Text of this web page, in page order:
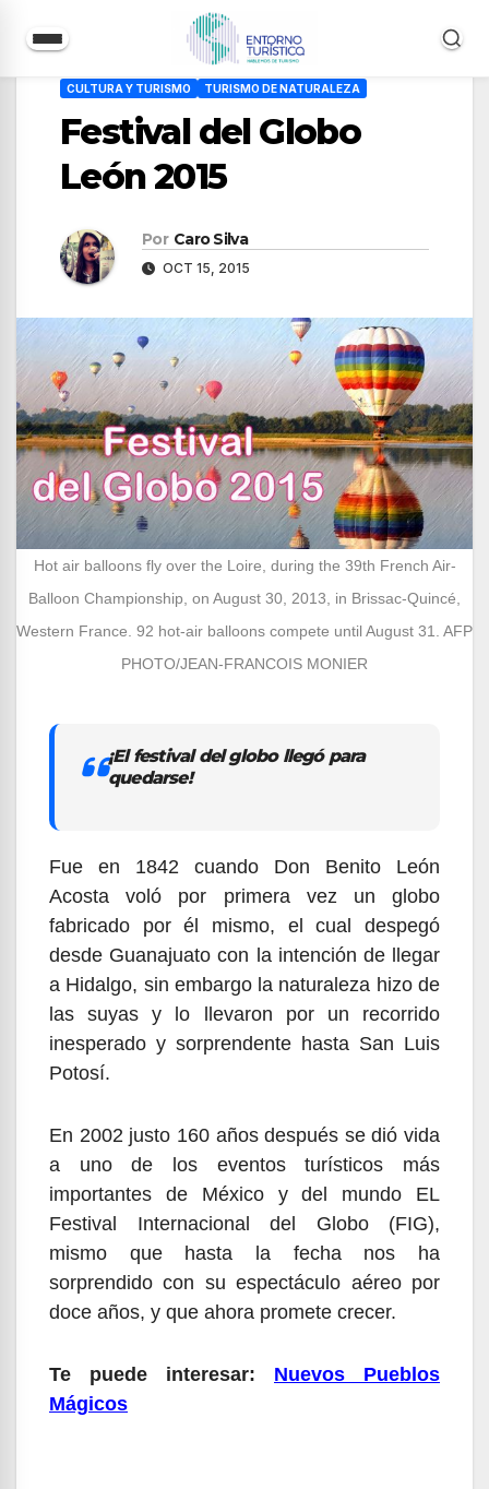
contenido
CULTURA Y TURISMO TURISMO DE NATURALEZA
Festival del Globo
León 2015
Por Caro Silva
OCT 15, 2015
Hot air balloons fly over the Loire, during the 39th French Air-
Balloon Championship, on August 30, 2013, in Brissac-Quincé,
Western France. 92 hot-air balloons compete until August 31. AFP
PHOTO/JEAN-FRANCOIS MONIER
¡El festival del globo llegó para
quedarse!
Fue en 1842 cuando Don Benito León
Acosta voló por primera vez un globo
fabricado por él mismo, el cual despegó
desde Guanajuato con la intención de llegar
a Hidalgo, sin embargo la naturaleza hizo de
las suyas y lo llevaron por un recorrido
inesperado y sorprendente hasta San Luis
Potosí.
En 2002 justo 160 años después se dió vida
a uno de los eventos turísticos más
importantes de México y del mundo EL
Festival Internacional del Globo (FIG),
mismo que hasta la fecha nos ha
sorprendido con su espectáculo aéreo por
doce años, y que ahora promete crecer.
Te puede interesar: Nuevos Pueblos
Mágicos